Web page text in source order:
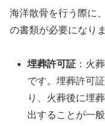
海洋散骨を行う際に、
の書類が必要になりま
埋葬許可証 ：火
です。埋葬許可
り、火葬後に埋
出することが一般